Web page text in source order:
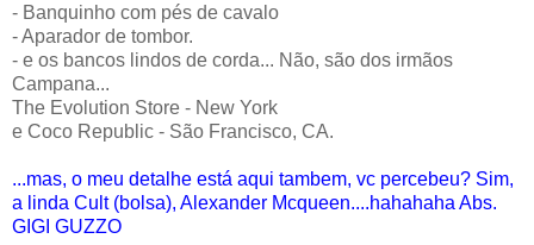
- Banquinho com pés de cavalo
- Aparador de tombor.
- e os bancos lindos de corda... Não, são dos irmãos
Campana...
The Evolution Store - New York
e Coco Republic - São Francisco, CA.
...mas, o meu detalhe está aqui tambem, vc percebeu? Sim,
a linda Cult (bolsa), Alexander Mcqueen....hahahaha Abs.
GIGI GUZZO